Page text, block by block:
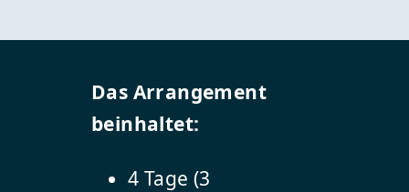
Das Arrangement
beinhaltet:
4 Tage (3